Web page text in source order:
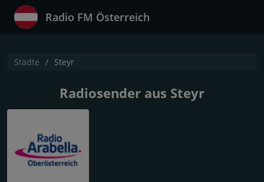
Radio FM Österreich
Städte Steyr
Radiosender aus Steyr